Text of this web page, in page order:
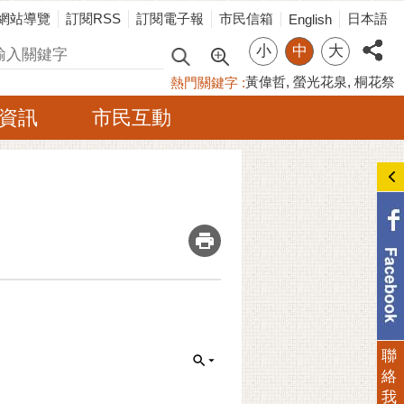
站導覽 訂閱RSS 訂閱電子報 市民信箱 English 日本語
小 中 大
熱門關鍵字 黃偉哲 螢光花泉 桐花祭
訊 市民互動
_
聯
絡
我